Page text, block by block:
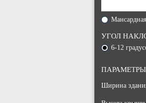
Мансардная
УГОЛ
6-12
Ширина